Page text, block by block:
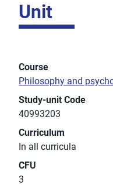
Unit
Course
Philosophy and
Study-unit Code
40993203
Curriculum
In all curricula
CFU
3